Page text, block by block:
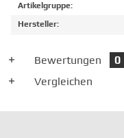
Artikelgruppe:
Hersteller:
Bewertungen
0
Vergleichen